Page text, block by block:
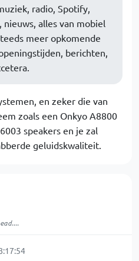
radio, Spotify,
alles van mobiel
meer opkomende
berichten,
en zeker die van
zoals een Onkyo A8800
speakers en je zal
geluidskwaliteit.